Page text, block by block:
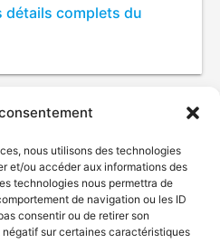
nous utilisons des technologies
et/ou accéder aux informations des
technologies nous permettra de
de navigation ou les ID
consentir ou de retirer son
sur certaines caractéristiques
détails complets du
du Québec, 2026